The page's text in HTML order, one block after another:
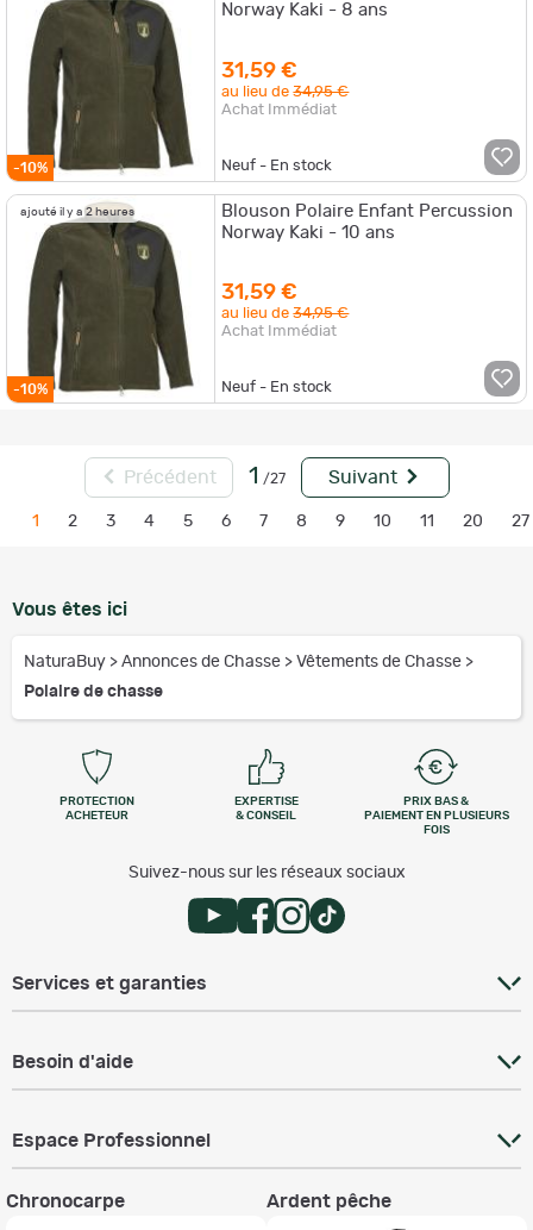
-10%
Norway Kaki - 8 ans
31,59 €
au lieu de34,95 €
Achat Immédiat
Neuf - En stock
ajouté il y a 2 heures
-10%
Blouson Polaire Enfant Percussion
Norway Kaki - 10 ans
31,59 €
au lieu de34,95 €
Achat Immédiat
Neuf - En stock
Précédent 1 /27 Suivant
1 2 3 4 5 6 7 8 9 10 11 20 27
Vous êtes ici
NaturaBuy > Annonces de Chasse > Vêtements de Chasse >
Polaire de chasse
PROTECTION
ACHETEUR
EXPERTISE
& CONSEIL
PRIX BAS &
PAIEMENT EN PLUSIEURS
FOIS
Suivez-nous sur les réseaux sociaux
Services et garanties
Besoin d'aide
Espace Professionnel
Chronocarpe Ardent pêche